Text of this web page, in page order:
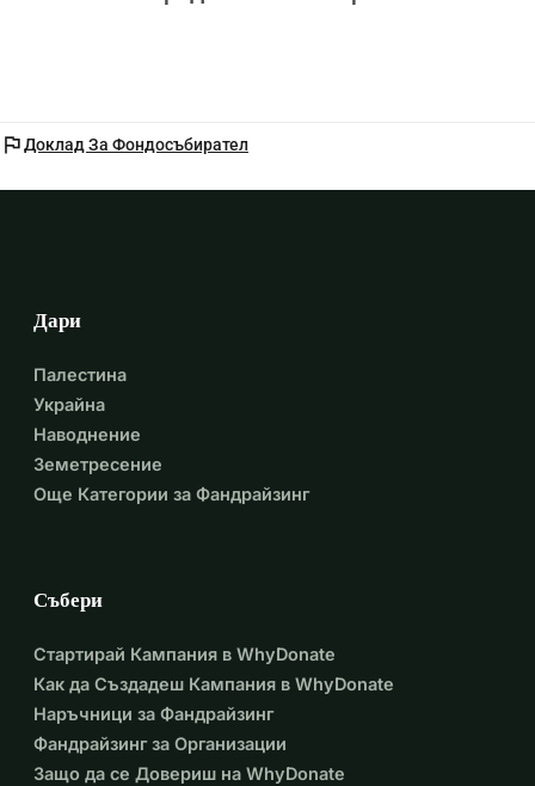
flagДоклад За Фондосъбирател
Дари
Палестина
Украйна
Наводнение
Земетресение
Още Категории за Фандрайзинг
Събери
Стартирай Кампания в WhyDonate
Как да Създадеш Кампания в WhyDonate
Наръчници за Фандрайзинг
Фандрайзинг за Организации
Защо да се Довериш на WhyDonate